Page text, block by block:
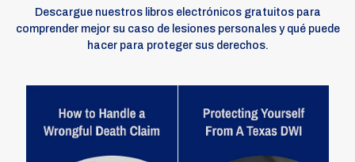
Descargue nuestros libros electrónicos gratuitos para
comprender mejor su caso de lesiones personales y qué puede
hacer para proteger sus derechos.